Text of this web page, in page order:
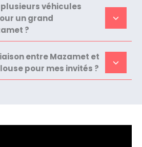
véhicules
un grand
?
entre Mazamet et
pour mes invités ?